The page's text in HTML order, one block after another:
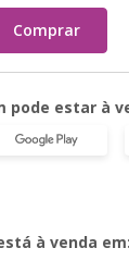
Comprar
pode estar à
à venda em: